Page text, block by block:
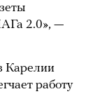
2.0», —
Карелии
работу